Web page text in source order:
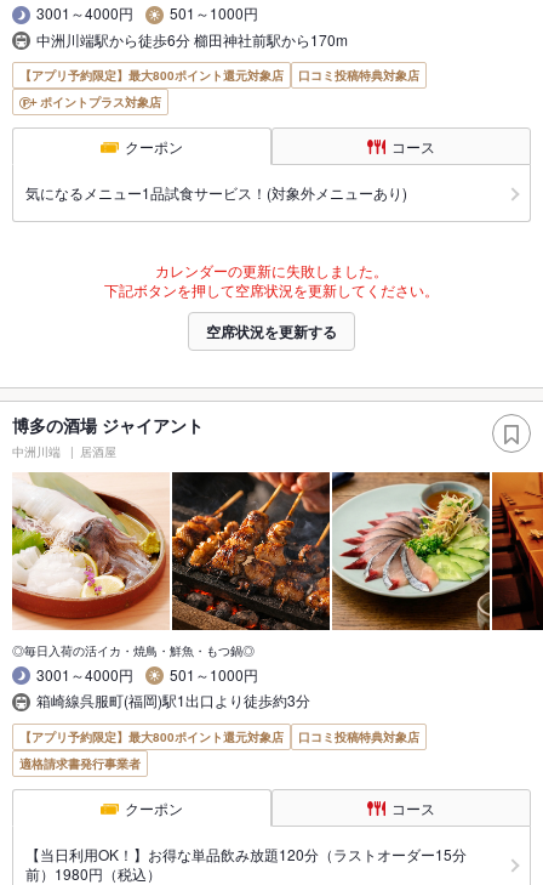
3001～4000円
501～1000円
中洲川端駅から徒歩6分 櫛田神社前駅から170m
【アプリ予約限定】最大800ポイント還元対象店
口コミ投稿特典対象店
ポイントプラス対象店
クーポン コース
気になるメニュー1品試食サービス！(対象外メニューあり)
カレンダーの更新に失敗しました。
下記ボタンを押して空席状況を更新してください。
空席状況を更新する
博多の酒場 ジャイアント
中洲川端 居酒屋
◎毎日入荷の活イカ・焼鳥・鮮魚・もつ鍋◎
3001～4000円
501～1000円
箱崎線呉服町(福岡)駅1出口より徒歩約3分
【アプリ予約限定】最大800ポイント還元対象店
口コミ投稿特典対象店
適格請求書発行事業者
クーポン コース
【当日利用OK！】お得な単品飲み放題120分（ラストオーダー15分
前）1980円（税込）